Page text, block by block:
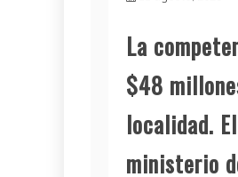
La
$48
localidad.
ministerio